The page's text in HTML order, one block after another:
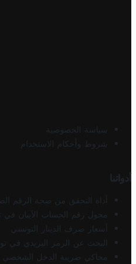
سياسة الخصوصية
شروط وأحكام الاستخدام
أدواتنا
أداة التحقق من صحة الرقم
محول رقم الحساب الآيبان في
أسعار صرف الدينار التونسي
البحث عن الرمز البريدي في
محاكي ضريبة الدخل الشخصي